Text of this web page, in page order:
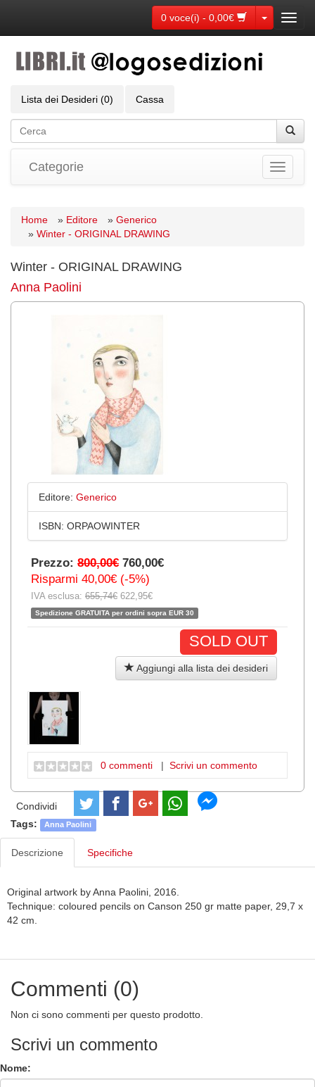
0 voce(i) - 0,00€ Toggle
Lista dei Desideri (0) Cassa
Toggle
Categorie
Home » Editore » Generico
» Winter - ORIGINAL DRAWING
Winter - ORIGINAL DRAWING
Anna Paolini
Editore: Generico
ISBN: ORPAOWINTER
Prezzo: 800,00€ 760,00€
Risparmi 40,00€ (-5%)
IVA esclusa: 655,74€ 622,95€
Spedizione GRATUITA per ordini sopra EUR 30
SOLD OUT
Aggiungi alla lista dei desideri
0 commenti | Scrivi un commento
Condividi
Tags:
Anna Paolini
Descrizione Specifiche
Original artwork by Anna Paolini, 2016.
Technique: coloured pencils on Canson 250 gr matte paper, 29,7 x
42 cm.
Commenti (0)
Non ci sono commenti per questo prodotto.
Scrivi un commento
Nome: